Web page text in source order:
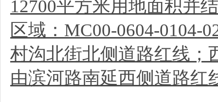
12700平方米用地面积并
区域：MC00-0604-0104-
村沟北街北侧道路红线；
由滨河路南延西侧道路红